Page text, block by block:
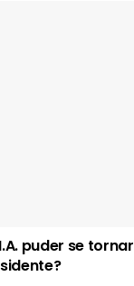
puder se tornar